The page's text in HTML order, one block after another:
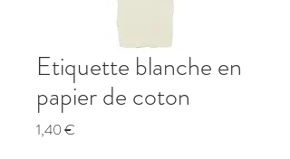
Etiquette blanche en
papier de coton
1,40 €